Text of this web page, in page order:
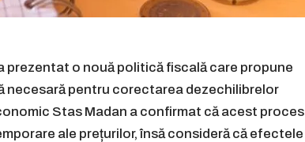
prezentat o nouă politică fiscală care propune
necesară pentru corectarea dezechilibrelor
Stas Madan a confirmat că acest proces
ale prețurilor, însă consideră că efectele